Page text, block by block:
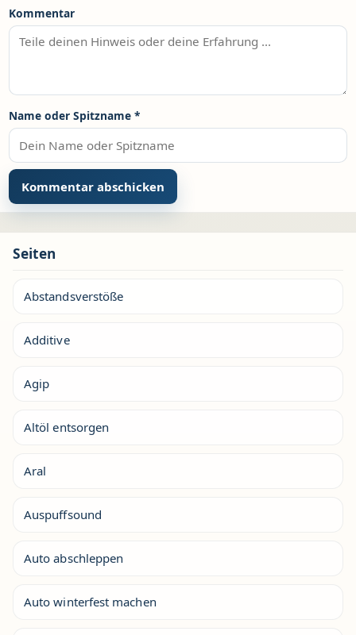
Kommentar
Name oder Spitzname *
Seiten
Abstandsverstöße
Additive
Agip
Altöl entsorgen
Aral
Auspuffsound
Auto abschleppen
Auto winterfest machen